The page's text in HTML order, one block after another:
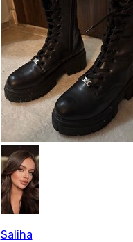
Saliha